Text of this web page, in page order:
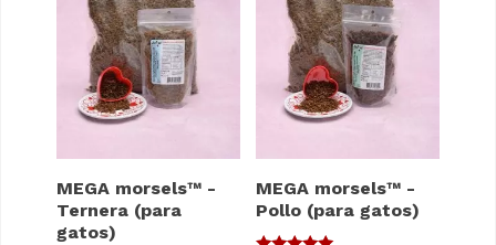
MEGA morsels™ -
Ternera (para
gatos)
MEGA morsels™ -
Pollo (para gatos)